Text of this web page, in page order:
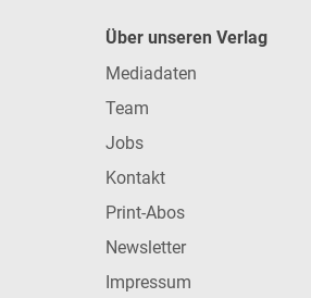
Über unseren Verlag
Mediadaten
Team
Jobs
Kontakt
Print-Abos
Newsletter
Impressum